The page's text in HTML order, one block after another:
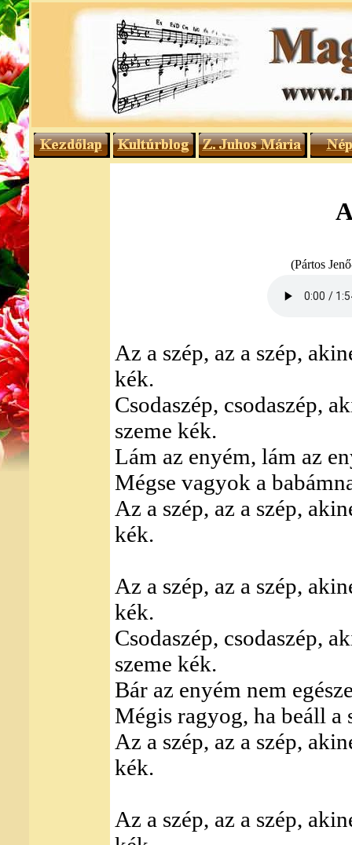
(Pártos
Az a szép, az a szép,
kék.
Csodaszép, csodaszép,
szeme kék.
Lám az enyém, lám az
Mégse vagyok a
Az a szép, az a szép,
kék.
Az a szép, az a szép,
kék.
Csodaszép, csodaszép,
szeme kék.
Bár az enyém nem
Mégis ragyog, ha beáll a
Az a szép, az a szép,
kék.
Az a szép, az a szép,